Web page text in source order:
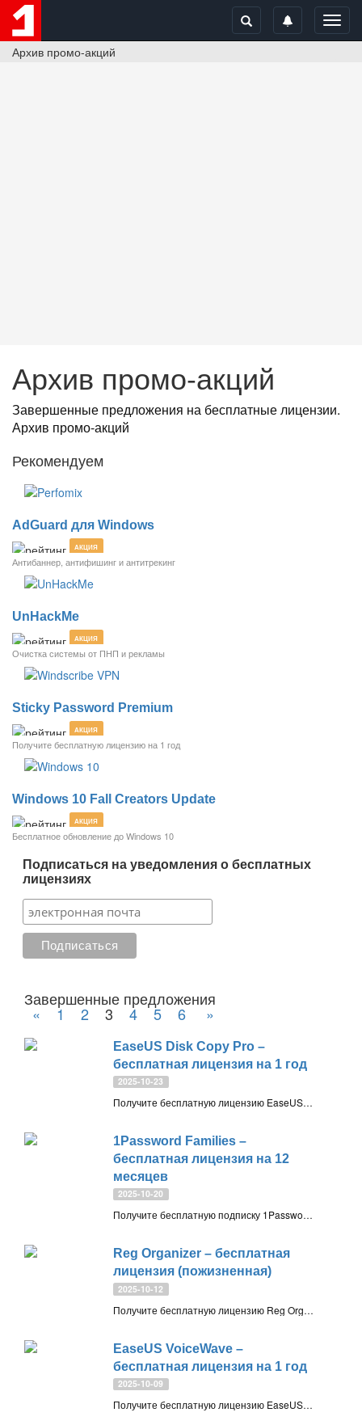
Архив промо-акций
Архив промо-акций
Завершенные предложения на бесплатные лицензии.
Архив промо-акций
Рекомендуем
AdGuard для Windows
АКЦИЯ
Антибаннер, антифишинг и антитрекинг
UnHackMe
АКЦИЯ
Очистка системы от ПНП и рекламы
Sticky Password Premium
АКЦИЯ
Получите бесплатную лицензию на 1 год
Windows 10 Fall Creators Update
АКЦИЯ
Бесплатное обновление до Windows 10
Подписаться на уведомления о бесплатных
лицензиях
Завершенные предложения
« 1 2 3 4 5 6 »
EaseUS Disk Copy Pro –
бесплатная лицензия на 1 год
2025-10-23
Получите бесплатную лицензию EaseUS Disk Copy Pro на 1 год. Программа позволяет клонировать диски и разделы, а также перенести операционную систему на новый диск, включая перенос с HDD на SSD
1Password Families –
бесплатная лицензия на 12
месяцев
2025-10-20
Получите бесплатную подписку 1Password Families на 12 месяцев - безопасный и простой в использовании менеджер паролей для семьи из 5 человек
Reg Organizer – бесплатная
лицензия (пожизненная)
2025-10-12
Получите бесплатную лицензию Reg Organizer 9.80 (пожизненная). Полезный инструмент для оптимизации ОС Windows. Удаляет ненужные приложения, контролирует автозапуск, освобождает дисковое пространство и удаляет приватные данные. Включает продвинутый редактор реестра
EaseUS VoiceWave –
бесплатная лицензия на 1 год
2025-10-09
Получите бесплатную лицензию EaseUS VoiceWave на 1 год. Голосовой модулятор для Windows 11/10 предоставляет более 100 эффектов изменения голоса в реальном времени и подходит для геймеров, создателей контента и стримеров